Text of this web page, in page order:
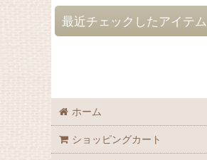
最近チェックしたアイテム
ホーム
ショッピングカート